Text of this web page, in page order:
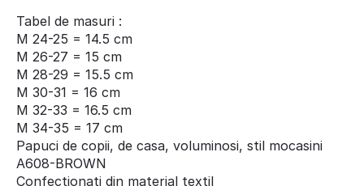
Tabel de masuri :
M 24-25 = 14.5 cm
M 26-27 = 15 cm
M 28-29 = 15.5 cm
M 30-31 = 16 cm
M 32-33 = 16.5 cm
M 34-35 = 17 cm
Papuci de copii, de casa, voluminosi, stil mocasini
A608-BROWN
Confectionati din material textil